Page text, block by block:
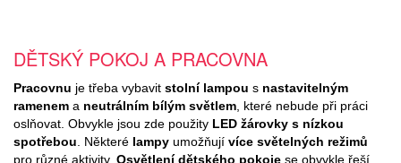
DĚTSKÝ POKOJ A PRACOVNA
Pracovnu je třeba vybavit stolní lampou s nastavitelným
ramenem a neutrálním bílým světlem , které nebude při práci
oslňovat. Obvykle jsou zde použity LED žárovky s nízkou
spotřebou . Některé lampy umožňují více světelných režimů
pro různé aktivity. Osvětlení dětského pokoje se obvykle řeší